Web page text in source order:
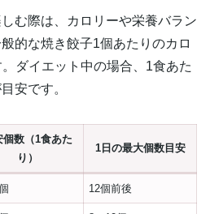
む際は、カロリーや栄養バラン
的な焼き餃子1個あたりのカロ
ダイエット中の場合、1食あた
安です。
個数（1食あた
り）
1日の最大個数目安
12個前後